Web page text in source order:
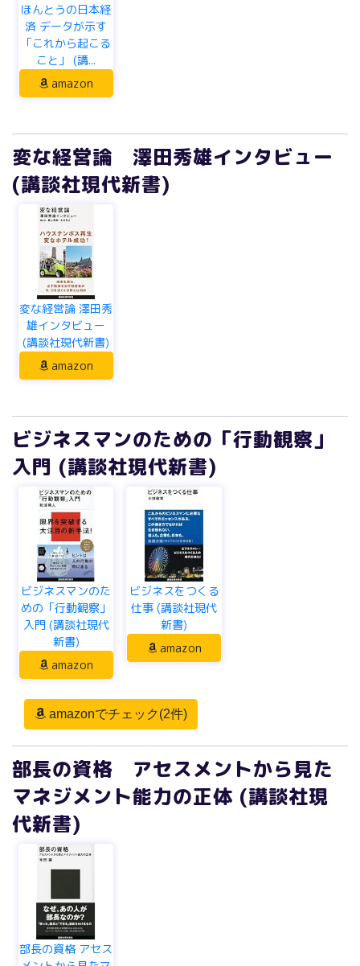
ほんとうの日本経
済 データが示す
「これから起こる
こと」 (講...
amazon
変な経営論 澤田秀雄インタビュー
(講談社現代新書)
変な経営論 澤田秀
雄インタビュー
(講談社現代新書)
amazon
ビジネスマンのための「行動観察」
入門 (講談社現代新書)
ビジネスマンのた
めの「行動観察」
入門 (講談社現代
新書)
amazon
ビジネスをつくる
仕事 (講談社現代
新書)
amazon
amazonでチェック(2件)
部長の資格 アセスメントから見た
マネジメント能力の正体 (講談社現
代新書)
部長の資格 アセス